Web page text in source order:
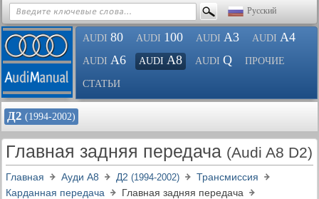
Русский
AUDI 80 AUDI 100 AUDI A3 AUDI A4
AUDI A6 AUDI A8 AUDI Q ПРОЧИЕ
СТАТЬИ
Д2 (1994-2002)
Главная задняя передача (Audi A8 D2)
Главная Ауди A8 Д2 (1994-2002)
Трансмиссия
Карданная передача
Главная задняя передача